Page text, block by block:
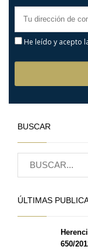
He leído y acepto
BUSCAR
ÚLTIMAS
650/